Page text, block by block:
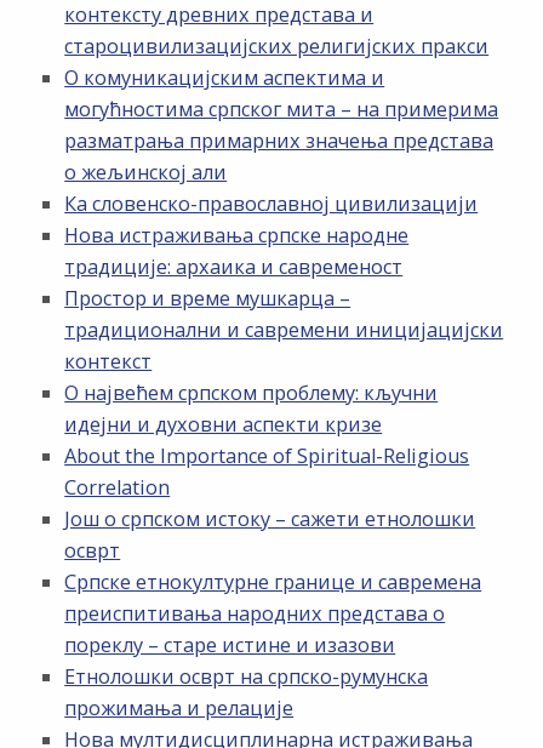
контексту древних представа и
староцивилизацијских религијских пракси
О комуникацијским аспектима и
могућностима српског мита – на примерима
разматрања примарних значења представа
о жељинској али
Ка словенско-православној цивилизацији
Нова истраживања српске народне
традиције: архаика и савременост
Простор и време мушкарца –
традиционални и савремени иницијацијски
контекст
О највећем српском проблему: кључни
идејни и духовни аспекти кризе
About the Importance of Spiritual-Religious
Correlation
Још о српском истоку – сажети етнолошки
осврт
Српске етнокултурне границе и савремена
преиспитивања народних представа о
пореклу – старе истине и изазови
Етнолошки осврт на српско-румунска
прожимања и релације
Нова мултидисциплинарна истраживања